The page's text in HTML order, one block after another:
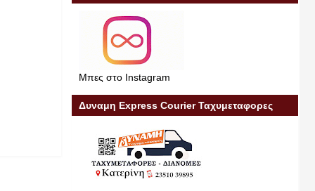
Μπες στο Instagram
Δυναμη Express Courier Ταχυμεταφορες